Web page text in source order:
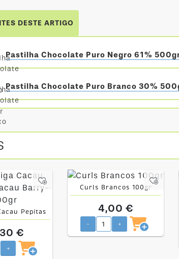
DESTE ARTIGO
Pastilha Chocolate Puro Negro 61%
Pastilha Chocolate Puro Branco 30%
Pepitas
100gr
€
+
Curls Brancos 100gr
4,00 €
- +